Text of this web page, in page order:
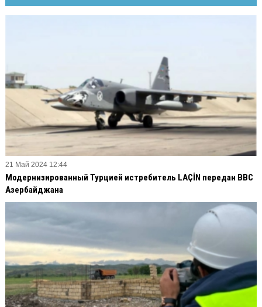
21 Май 2024 12:44
Модернизированный Турцией истребитель LAÇİN передан ВВС
Азербайджана